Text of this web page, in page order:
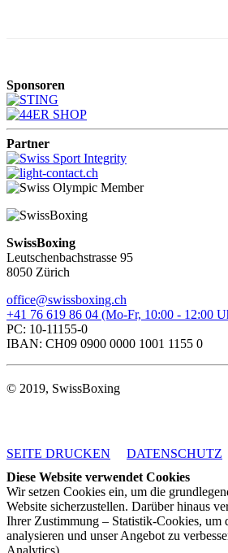
Sponsoren
Partner
SwissBoxing
Leutschenbachstrasse 95
8050 Zürich
office@swissboxing.ch
+41 76 619 86 04 (Mo-Fr, 10:00 - 12:00
PC: 10-11155-0
IBAN: CH09 0900 0000 1001 1155 0
© 2019, SwissBoxing
SEITE DRUCKEN DATENSCHUTZ
Diese Website verwendet Cookies
Wir setzen Cookies ein, um die
Website sicherzustellen. Darüber hinaus
Ihrer Zustimmung – Statistik-Cookies, um
analysieren und unser Angebot zu